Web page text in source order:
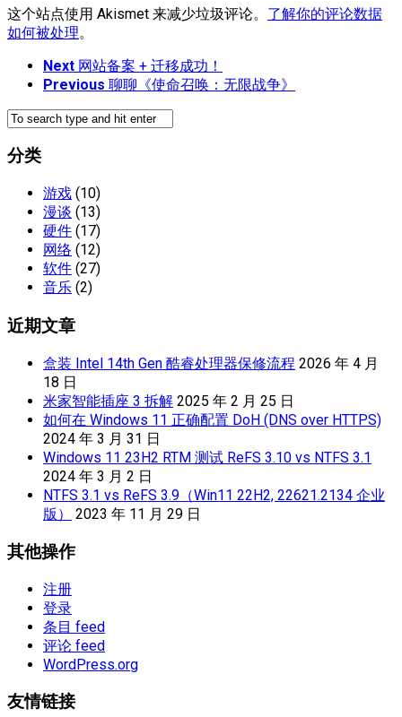
这个站点使用 Akismet 来减少垃圾评论。 了解你的评论数据
如何被处理。
Next 网站备案 + 迁移成功！
Previous 聊聊《使命召唤：无限战争》
分类
游戏 (10)
漫谈 (13)
硬件 (17)
网络 (12)
软件 (27)
音乐 (2)
近期文章
盒装 Intel 14th Gen 酷睿处理器保修流程 2026 年 4 月
18 日
米家智能插座 3 拆解 2025 年 2 月 25 日
如何在 Windows 11 正确配置 DoH (DNS over HTTPS)
2024 年 3 月 31 日
Windows 11 23H2 RTM 测试 ReFS 3.10 vs NTFS 3.1
2024 年 3 月 2 日
NTFS 3.1 vs ReFS 3.9（Win11 22H2, 22621.2134 企业
版）
2023 年 11 月 29 日
其他操作
注册
登录
条目 feed
评论 feed
WordPress.org
友情链接